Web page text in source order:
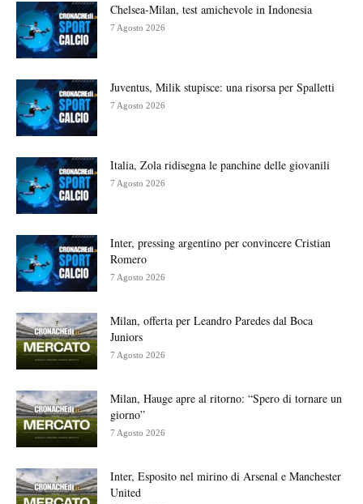
Chelsea-Milan, test amichevole in Indonesia
7 Agosto 2026
Juventus, Milik stupisce: una risorsa per Spalletti
7 Agosto 2026
Italia, Zola ridisegna le panchine delle giovanili
7 Agosto 2026
Inter, pressing argentino per convincere Cristian
Romero
7 Agosto 2026
Milan, offerta per Leandro Paredes dal Boca
Juniors
7 Agosto 2026
Milan, Hauge apre al ritorno: “Spero di tornare un
giorno”
7 Agosto 2026
Inter, Esposito nel mirino di Arsenal e Manchester
United